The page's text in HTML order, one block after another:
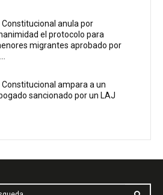
Constitucional anula por
el protocolo para
migrantes aprobado por
Constitucional ampara a un
sancionado por un LAJ